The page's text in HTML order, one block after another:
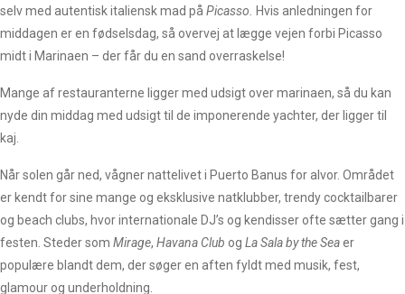
selv med autentisk italiensk mad på Picasso.
Hvis anledningen for
middagen er en fødselsdag, så overvej at lægge vejen forbi Picasso
midt i Marinaen – der får du en sand overraskelse!
Mange af restauranterne ligger med udsigt over marinaen, så du kan
nyde din middag med udsigt til de imponerende yachter, der ligger til
kaj.
Når solen går ned, vågner nattelivet i Puerto Banus for alvor. Området
er kendt for sine mange og eksklusive natklubber, trendy cocktailbarer
og beach clubs, hvor internationale DJ’s og kendisser ofte sætter gang i
festen. Steder som Mirage, Havana Club og La Sala by the Seaer
populære blandt dem, der søger en aften fyldt med musik, fest,
glamour og underholdning.